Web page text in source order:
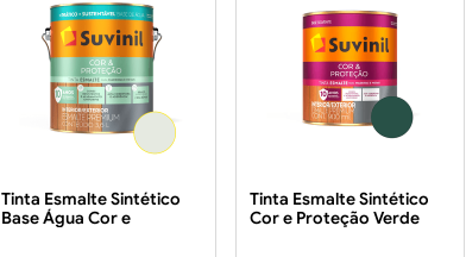
Tinta Esmalte Sintético
Base Água Cor e
Tinta Esmalte Sintético
Cor e Proteção Verde